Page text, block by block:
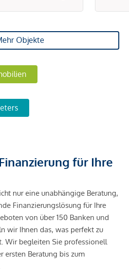
Objekte
für Ihre
nur eine unabhängige Beratung,
Finanzierungslösung für Ihre
von über 150 Banken und
wir Ihnen das, was perfekt zu
Wir begleiten Sie professionell
ersten Beratung bis zum